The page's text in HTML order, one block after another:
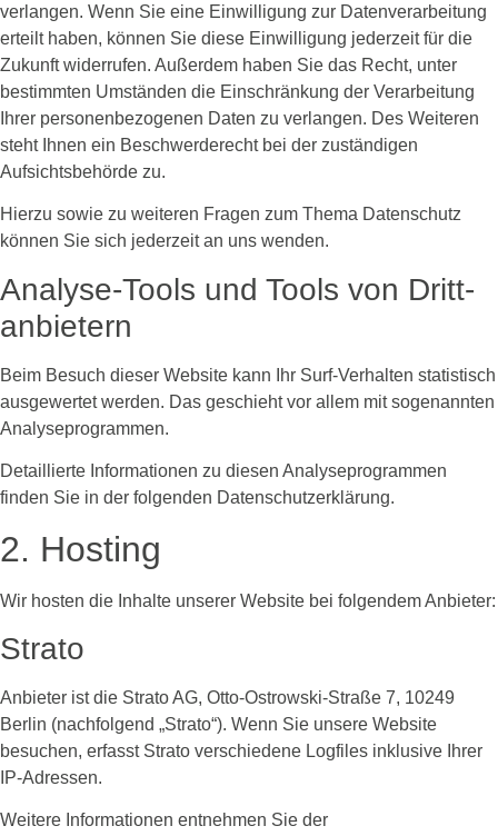
verlangen. Wenn Sie eine Einwilligung zur Datenverarbeitung
erteilt haben, können Sie diese Einwilligung jederzeit für die
Zukunft widerrufen. Außerdem haben Sie das Recht, unter
bestimmten Umständen die Einschränkung der Verarbeitung
Ihrer personenbezogenen Daten zu verlangen. Des Weiteren
steht Ihnen ein Beschwerderecht bei der zuständigen
Aufsichtsbehörde zu.
Hierzu sowie zu weiteren Fragen zum Thema Datenschutz
können Sie sich jederzeit an uns wenden.
Analyse-Tools und Tools von Dritt­
anbietern
Beim Besuch dieser Website kann Ihr Surf-Verhalten statistisch
ausgewertet werden. Das geschieht vor allem mit sogenannten
Analyseprogrammen.
Detaillierte Informationen zu diesen Analyseprogrammen
finden Sie in der folgenden Datenschutzerklärung.
2. Hosting
Wir hosten die Inhalte unserer Website bei folgendem Anbieter:
Strato
Anbieter ist die Strato AG, Otto-Ostrowski-Straße 7, 10249
Berlin (nachfolgend „Strato“). Wenn Sie unsere Website
besuchen, erfasst Strato verschiedene Logfiles inklusive Ihrer
IP-Adressen.
Weitere Informationen entnehmen Sie der